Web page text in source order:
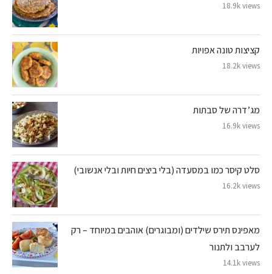
18.9k views
קציצות טונה אפויות
18.2k views
מג’דרה של סבתות
16.9k views
סלט קיסר כמו במסעדה (בלי ביצים חיות ובלי אנשובי)
16.2k views
מאפינס תירס שילדים (ומבוגרים) אוהבים במיוחד – רק
לערבב ולתנור
14.1k views